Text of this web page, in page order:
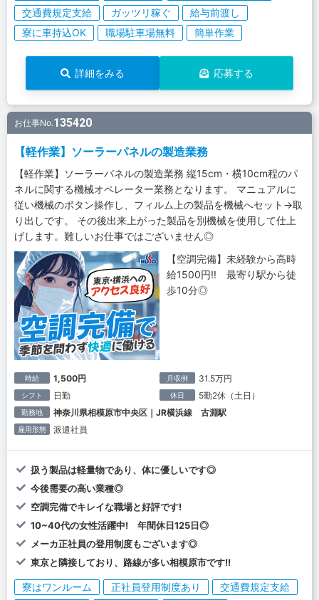
交通費規定支給
ガッツリ稼ぐ
給与前渡し
寮に車持込OK
職場駐車場無料 簡単作業
詳細をみる 応募する
お仕事No.135420
【軽作業】ソーラーパネルの製造業務
【軽作業】ソーラーパネルの製造業務 縦15cm・横10cm程のパ
ネルに関する機械オペレーター業務となります。 マニュアルに
従い機械のボタン操作し、フィルム上の製品を機械へセット→取
り出しです。 その後出来上がった製品を別機械を使用して仕上
げします。難しいお仕事ではございません◎
【空調完備】未経験から高時
給1500円!! 最寄り駅から徒
歩10分◎
時給 1,500円 月収例 31.5万円
シフト 日勤 休日 5勤2休（土日）
勤務地 神奈川県相模原市中央区｜JR横浜線 古淵駅
雇用形態 派遣社員
扱う製品は軽量物であり、体に優しいです◎
今後需要の高い業種◎
空調完備でキレイな職場と好評です!
10~40代の女性活躍中! 年間休日125日◎
メーカ正社員の登用制度もございます◎
東京と隣接しており、路線が多い相模原市です!!
寮はワンルーム 正社員登用制度あり 交通費規定支給